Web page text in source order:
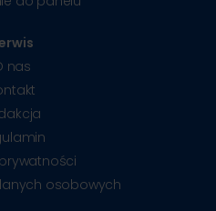
nas
osobowych